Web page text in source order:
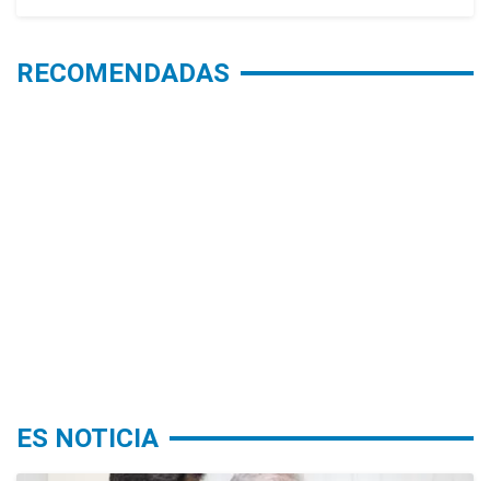
RECOMENDADAS
ES NOTICIA